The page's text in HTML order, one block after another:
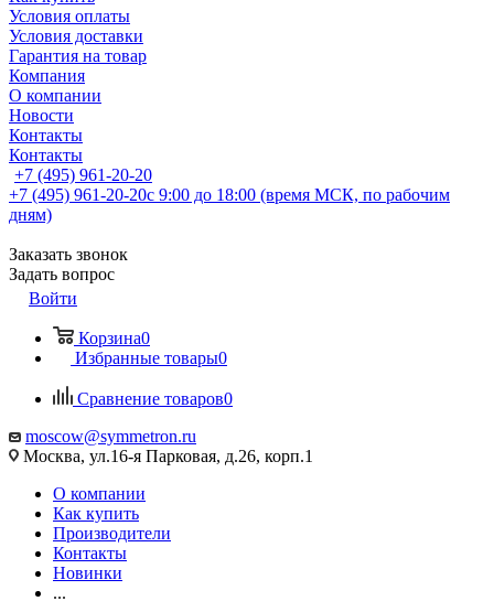
Условия оплаты
Условия доставки
Гарантия на товар
Компания
О компании
Новости
Контакты
Контакты
+7 (495) 961-20-20
+7 (495) 961-20-20с 9:00 до 18:00 (время МСК, по рабочим
дням)
Заказать звонок
Задать вопрос
Войти
Корзина0
Избранные товары0
Сравнение товаров0
moscow@symmetron.ru
Москва, ул.16-я Парковая, д.26, корп.1
О компании
Как купить
Производители
Контакты
Новинки
...